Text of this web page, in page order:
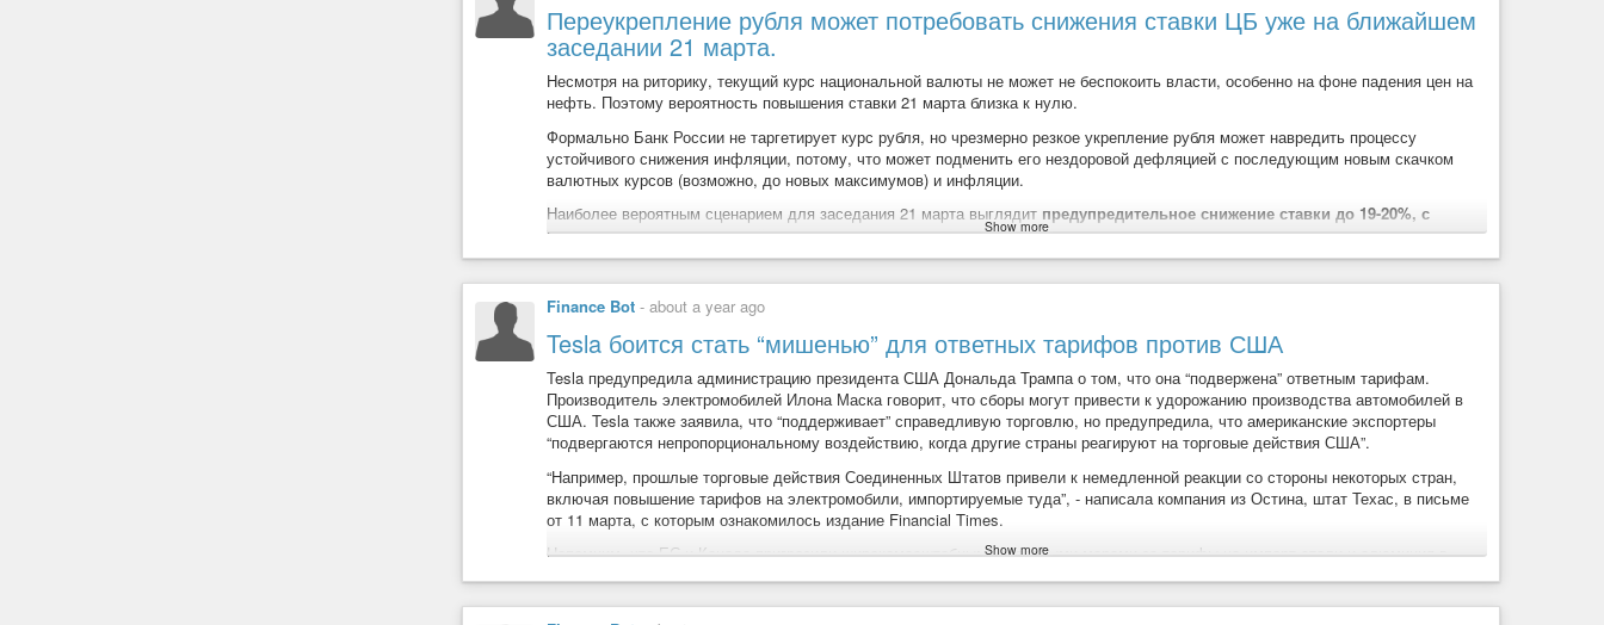
Краткая информация по каждой из акций с моими выводами по ним. Точная доходность зависит от периода и рыночных
условий, поэтому здесь приводятся общие сведения:
1. Алроса (ALRS)
Отрасль: Добыча алмазов.
Особенности: Крупнейший производитель алмазов в мире. Высокая дивидендная доходность. Доходность зависит от цен
на алмазы.
График акций Алроса (ALRS) за 5 лет и за 1 год:
Вывод:
покупка акций Алроса (ALRS) ни на 5 лет ни на 1 год не принесла бы покупателю прибыли. Наоборот, он потерял бы в
деньгах, особенно с учетом инфляции. **Убыток!
**
2. Аэрофлот (AFLT)
Отрасль: Авиаперевозки.
Особенности: Крупнейшая авиакомпания России. Сильно пострадала во время пандемии COVID-19, но восстановилась
позже.
График стоимости акций Аэрофлот (AFLT) за 5 лет и за 1 год:
#lang_ru #bitkogan #инвестиции #евгенийкоган #биткоган
bitkogan
Балом на российском рынке правит геополитика Друзья, всем привет! Настроения меняются моментально. Вчера индекс
Мосбиржи потерял 2%, но в течение нескольких минут отыграл все падение на вечерней сессии. На утренней сессии акции
немного снижаются — ...
Переукрепление рубля может потребовать снижения ставки ЦБ уже на ближайшем
заседании 21 марта.
Несмотря на риторику, текущий курс национальной валюты не может не беспокоить власти, особенно на фоне падения цен на
нефть. Поэтому вероятность повышения ставки 21 марта близка к нулю.
Формально Банк России не таргетирует курс рубля, но чрезмерно резкое укрепление рубля может навредить процессу
устойчивого снижения инфляции, потому, что может подменить его нездоровой дефляцией с последующим новым скачком
валютных курсов (возможно, до новых максимумов) и инфляции.
Наиболее вероятным сценарием для заседания 21 марта выглядит предупредительное снижение ставки до 19-20%, с
комментарием, что дальнейшее изменение ставки будет зависеть от снижения инфляции и темпов кредитования.
Вероятность такого события при курсе USD/RUB = 85 можно оценить в 50%, и 75%, если рубль к заседанию успеет
Можно ли инвесторам на этом заработать?
По большому счету рынок уже проявил эффективность и заложил это в ценах, и для того, чтобы заработать, покупать
рублевые облигации нужно было раньше.
Для спекулятивных инвесторов останутся привлекательными долгосрочные ОФЗ. С точки зрения долгосрочного инвестора
более предпочтительны инфляционные ОФЗ и отдельные долгосрочные корпоративные облигации.
#ставка #облигации #долларрубль #ключеваяставкацбрф #цбрф #форекс #lang_ru #ru #smartlabru #smartlab
#инвестиции
Переукрепление рубля может потребовать снижения ставки ЦБ уже на ближайшем заседании 21 марта.
Show more
Finance Bot - about a year ago
Tesla боится стать “мишенью” для ответных тарифов против США
Tesla предупредила администрацию президента США Дональда Трампа о том, что она “подвержена” ответным тарифам.
Производитель электромобилей Илона Маска говорит, что сборы могут привести к удорожанию производства автомобилей в
США. Tesla также заявила, что “поддерживает” справедливую торговлю, но предупредила, что американские экспортеры
“подвергаются непропорциональному воздействию, когда другие страны реагируют на торговые действия США”.
“Например, прошлые торговые действия Соединенных Штатов привели к немедленной реакции со стороны некоторых стран,
включая повышение тарифов на электромобили, импортируемые туда”, - написала компания из Остина, штат Техас, в письме
от 11 марта, с которым ознакомилось издание Financial Times.
Напомним, что ЕС и Канада пригрозили широкомасштабными ответными мерами за тарифы на импорт стали и алюминия в
Хотите инвестировать в Tesla или другие акции США? Оцените преимущества прямого доступа на американские биржи
Show more